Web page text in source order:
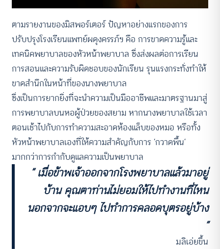
ตามรายงานของมิสพอร์เตอร์ ปัญหาอย่างแรกของการ
ปรับปรุงโรงเรียนแพทย์ผดุงครรภ์ฯ คือ การขาดความรู้และ
เทคนิคพยาบาลของหัวหน้าพยาบาล ซึ่งส่งผลต่อการเรียน
การสอนและความรับผิดชอบของนักเรียน รุนแรงกระทั่งทำให้
ขาดสำนึกในหน้าที่ของนางพยาบาล
ซึ่งเป็นการยากยิ่งที่จะนำความเป็นมืออาชีพและมาตรฐานมาสู่
การพยาบาลบนหอผู้ป่วยของสยาม หากนางพยาบาลใช้เวลา
ตอนเช้าไปกับการทำความสะอาดห้องแล็บของหมอ หรือทั้ง
หัวหน้าพยาบาลเองที่ให้ความสำคัญกับการ ‘กวาดพื้น’
มากกว่าการกำกับดูแลความเป็นพยาบาล
“ เมื่อข้าพเจ้าออกจากโรงพยาบาลแล้วมาอยู่
บ้าน คุณตาท่านไม่ยอมให้ไปทำงานที่ไหน
นอกจากจะแอบๆ ไปทำการคลอดบุตรอยู่บ้าง
”
มลิเอ่ยขึ้น